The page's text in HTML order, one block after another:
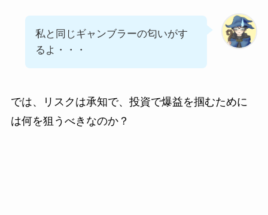
私と同じギャンブラーの匂いがす
るよ・・・
では、リスクは承知で、投資で爆益を掴むために
は何を狙うべきなのか？